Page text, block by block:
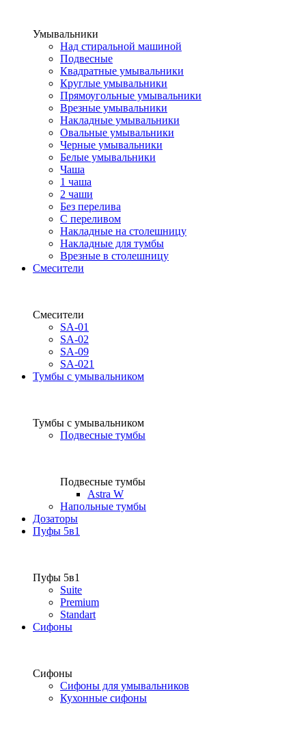
Умывальники
Над стиральной машиной
Подвесные
Квадратные умывальники
Круглые умывальники
Прямоугольные умывальники
Врезные умывальники
Накладные умывальники
Овальные умывальники
Черные умывальники
Белые умывальники
Чаша
1 чаша
2 чаши
Без перелива
С переливом
Накладные на столешницу
Накладные для тумбы
Врезные в столешницу
Смесители
Смесители
SA-01
SA-02
SA-09
SA-021
Тумбы с умывальником
Тумбы с умывальником
Подвесные тумбы
Подвесные тумбы
Astra W
Напольные тумбы
Дозаторы
Пуфы 5в1
Пуфы 5в1
Suite
Premium
Standart
Сифоны
Сифоны
Сифоны для умывальников
Кухонные сифоны